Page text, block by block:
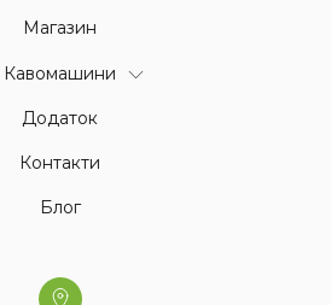
Магазин
Кавомашини
Додаток
Контакти
Блог